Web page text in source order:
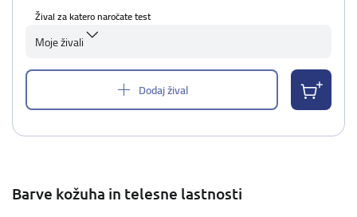
Žival za katero naročate test
Moje živali
Dodaj žival
Barve kožuha in telesne lastnosti